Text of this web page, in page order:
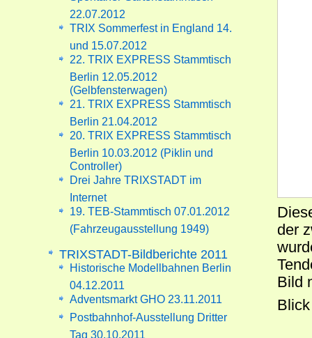
der
Bild
22.07.2012
TRIX Sommerfest in England 14.
und 15.07.2012
22. TRIX EXPRESS Stammtisch
Berlin 12.05.2012
(Gelbfensterwagen)
21. TRIX EXPRESS Stammtisch
Berlin 21.04.2012
20. TRIX EXPRESS Stammtisch
Berlin 10.03.2012 (Piklin und
Controller)
Drei Jahre TRIXSTADT im
Internet
19. TEB-Stammtisch 07.01.2012
(Fahrzeugausstellung 1949)
TRIXSTADT-Bildberichte 2011
Historische Modellbahnen Berlin
04.12.2011
Adventsmarkt GHO 23.11.2011
Postbahnhof-Ausstellung Dritter
Tag 30.10.2011